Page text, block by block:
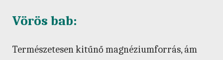
Vörös bab:
Természetesen kitűnő magnéziumforrás, ám